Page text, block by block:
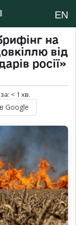
EN
на
від
росії»
< 1 хв.
Google